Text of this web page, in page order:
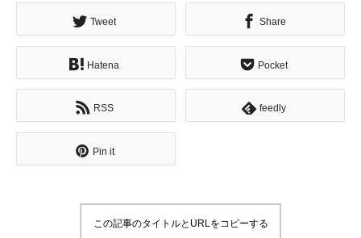
Tweet Share
Hatena Pocket
RSS feedly
Pin it
この記事のタイトルとURLをコピーする